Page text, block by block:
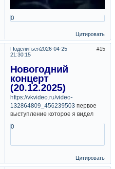
0
Цитировать
Поделиться 15
2026-04-25
21:30:15
Новогодний
концерт
(20.12.2025)
https://vkvideo.ru/video-
132864809_456239503 первое
выступление которое я видел
0
Цитировать